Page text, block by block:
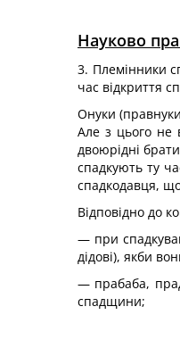
Науково
3. Племінники
час відкриття
Онуки
Але з цього не
двоюрідні
спадкують ту
спадкодавця,
Відповідно до
— при
дідові), якби
— прабаба,
спадщини;